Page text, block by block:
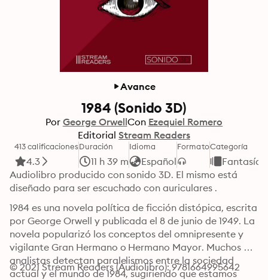
Avance
1984 (Sonido 3D)
Por George OrwellCon Ezequiel Romero
Editorial Stream Readers
413 calificaciones
4.3
Duración
11 h 39 m
Idioma
Español
FormatoCategoría
Fantasía
Audiolibro producido con sonido 3D. El mismo está
diseñado para ser escuchado con auriculares .
1984 es una novela política de ficción distópica, escrita
por George Orwell y publicada el 8 de junio de 1949. La
novela popularizó los conceptos del omnipresente y
vigilante Gran Hermano o Hermano Mayor. Muchos
analistas detectan paralelismos entre la sociedad
actual y el mundo de 1984, sugiriendo que estamos
© 2021 Stream Readers (Audiolibro): 9781664995642